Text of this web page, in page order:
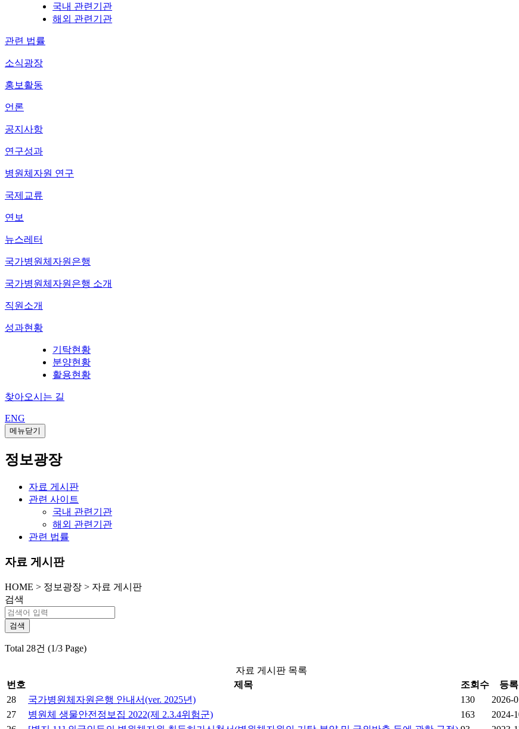
국내 관련기관
해외 관련기관
관련 법률
소식광장
홍보활동
언론
공지사항
연구성과
병원체자원 연구
국제교류
연보
뉴스레터
국가병원체자원은행
국가병원체자원은행 소개
직원소개
성과현황
기탁현황
분양현황
활용현황
찾아오시는 길
ENG
메뉴닫기
정보광장
자료 게시판
관련 사이트
국내 관련기관
해외 관련기관
관련 법률
자료 게시판
HOME > 정보광장 > 자료 게시판
검색
Total 28건 (1/3 Page)
자료 게시판 목록
번호
제목 조회수
등
28
국가병원체자원은행 안내서(ver. 2025년) 130
2026-
27
병원체 생물안전정보집 2022(제 2.3.4위험군) 163
2024-